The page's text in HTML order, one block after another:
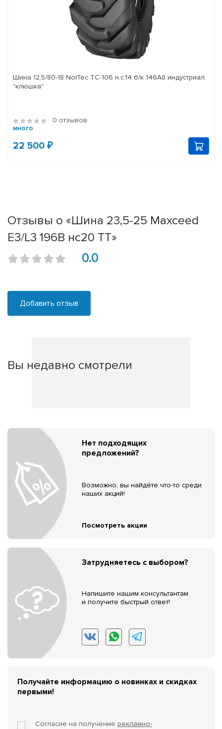
Шина 12,5/80-18 NorTec TC-106 н.с.14 б/к 146A8 индустриал.
"клюшка"
0 отзывов
много
22 500 ₽
Отзывы о «Шина 23,5-25 Maxceed
E3/L3 196B нс20 TT»
0.0
Добавить отзыв
Вы недавно смотрели
Нет подходящих
предложений?
Возможно, вы найдёте что-то среди
наших акций!
Посмотреть акции
Затрудняетесь с выбором?
Напишите нашим консультантам
и получите быстрый ответ!
Получайте информацию о новинках и скидках
первыми!
Согласие на получение рекламно-